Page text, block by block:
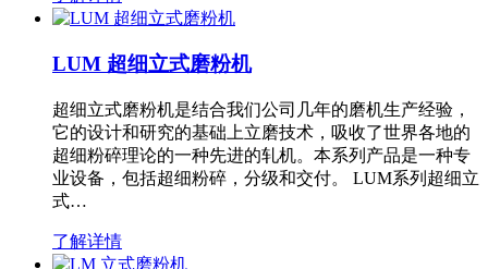
LUM 超细立式磨粉机
超细立式磨粉机是结合我们公司几年的磨机生产经验，
它的设计和研究的基础上立磨技术，吸收了世界各地的
超细粉碎理论的一种先进的轧机。本系列产品是一种专
业设备，包括超细粉碎，分级和交付。 LUM系列超细立
式…
了解详情